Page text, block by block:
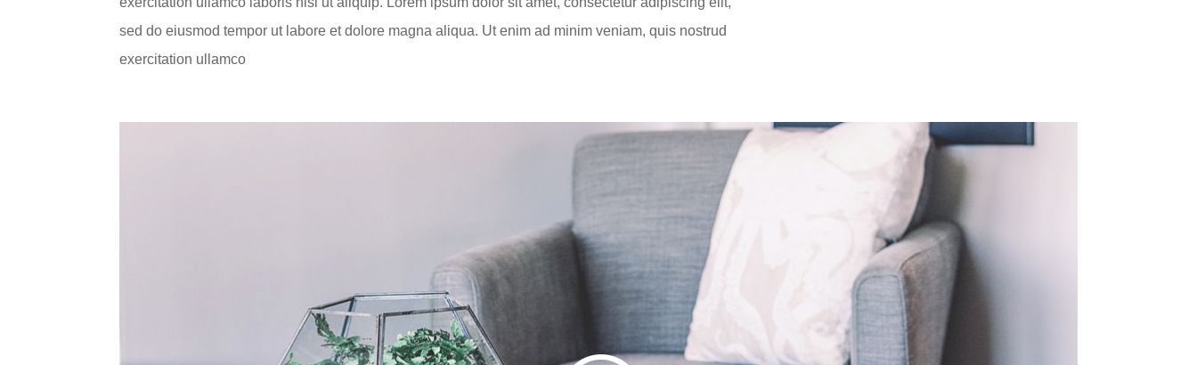
sed do eiusmod tempor ut labore et dolore magna aliqua. Ut enim ad minim veniam, quis nostrud
exercitation ullamco